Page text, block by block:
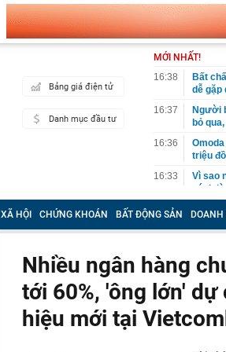
Bảng giá điện tử
Danh mục đầu tư
MỚI NHẤT!
16:38
Bất
dễ gặp
16:37
Người
bỏ
16:36
triệu
16:33
Vì sao
cách
mới
Cây
khi nở
16:27
Tỉ
đừng
16:21
Tin vui
16:20
Phát
XÃ HỘI CHỨNG KHOÁN BẤT ĐỘNG SẢN
Nhiều ngân hàng
tới 60%, 'ông lớn'
hiệu mới tại